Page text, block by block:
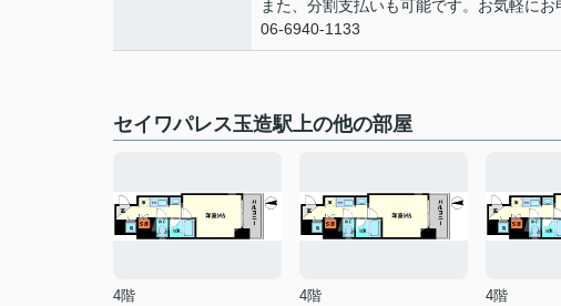
また、分割支払いも可能です。お気軽にお
06-6940-1133
セイワパレス玉造駅上の他の部屋
4階
4階
4階